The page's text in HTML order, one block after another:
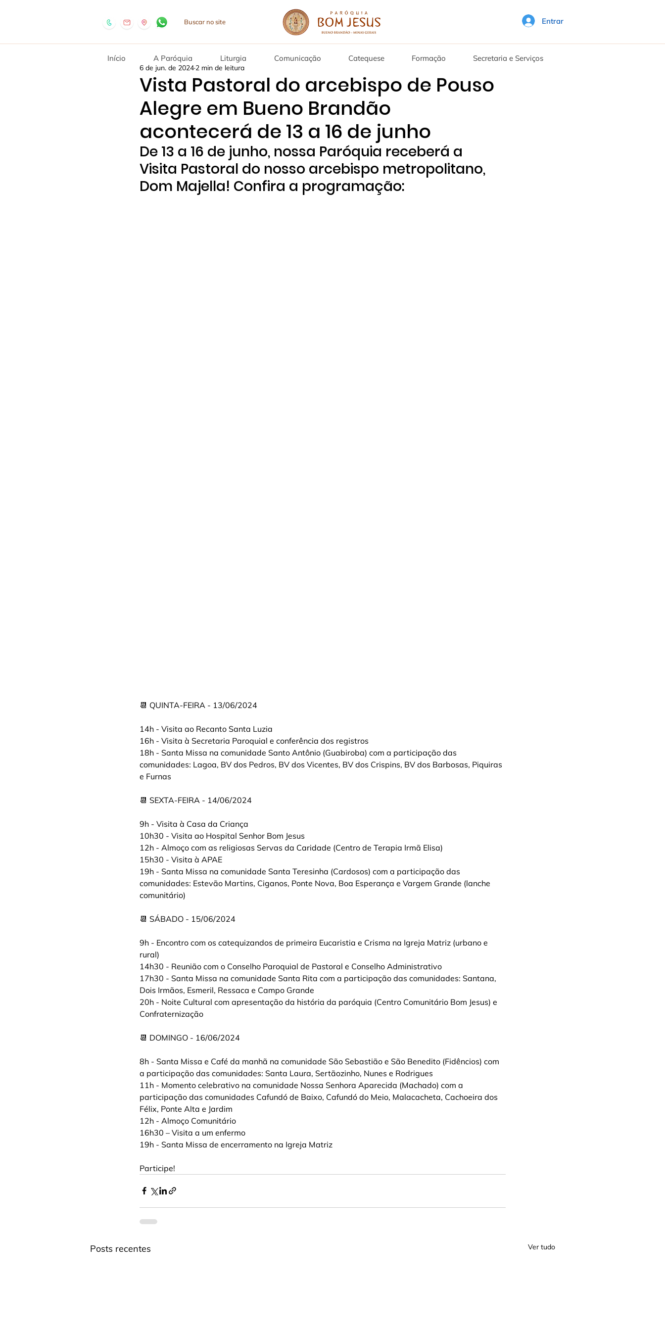
Entrar
Início A Paróquia Liturgia Comunicação Catequese Formação Secretaria e Serviços
Vista Pastoral do arcebispo de Pouso
Alegre em Bueno Brandão
acontecerá de 13 a 16 de junho
6 de jun. de 2024 2 min de leitura
De 13 a 16 de junho, nossa Paróquia receberá a
Visita Pastoral do nosso arcebispo metropolitano,
Dom Majella! Confira a programação:
📆 QUINTA-FEIRA - 13/06/2024
14h - Visita ao Recanto Santa Luzia
16h - Visita à Secretaria Paroquial e conferência dos registros
18h - Santa Missa na comunidade Santo Antônio (Guabiroba) com a participação das
comunidades: Lagoa, BV dos Pedros, BV dos Vicentes, BV dos Crispins, BV dos Barbosas, Piquiras
e Furnas
📆 SEXTA-FEIRA - 14/06/2024
9h - Visita à Casa da Criança
10h30 - Visita ao Hospital Senhor Bom Jesus
12h - Almoço com as religiosas Servas da Caridade (Centro de Terapia Irmã Elisa)
15h30 - Visita à APAE
19h - Santa Missa na comunidade Santa Teresinha (Cardosos) com a participação das
comunidades: Estevão Martins, Ciganos, Ponte Nova, Boa Esperança e Vargem Grande (lanche
comunitário)
📆 SÁBADO - 15/06/2024
9h - Encontro com os catequizandos de primeira Eucaristia e Crisma na Igreja Matriz (urbano e
rural)
14h30 - Reunião com o Conselho Paroquial de Pastoral e Conselho Administrativo
17h30 - Santa Missa na comunidade Santa Rita com a participação das comunidades: Santana,
Dois Irmãos, Esmeril, Ressaca e Campo Grande
20h - Noite Cultural com apresentação da história da paróquia (Centro Comunitário Bom Jesus) e
Confraternização
📆 DOMINGO - 16/06/2024
8h - Santa Missa e Café da manhã na comunidade São Sebastião e São Benedito (Fidêncios) com
a participação das comunidades: Santa Laura, Sertãozinho, Nunes e Rodrigues
11h - Momento celebrativo na comunidade Nossa Senhora Aparecida (Machado) com a
participação das comunidades Cafundó de Baixo, Cafundó do Meio, Malacacheta, Cachoeira dos
Félix, Ponte Alta e Jardim
12h - Almoço Comunitário
16h30 – Visita a um enfermo
19h - Santa Missa de encerramento na Igreja Matriz
Participe!
Posts recentes Ver tudo